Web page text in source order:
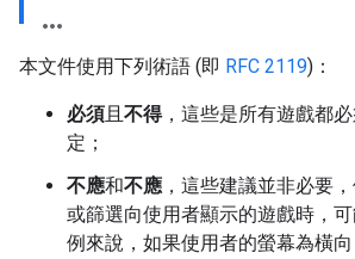
本文件使用下列術語 (即 RFC 2119)：
必須且 不得，這些是所有遊戲都
定；
不應和不應 ，這些建議並非必要
或篩選向使用者顯示的遊戲時，
例來說，如果使用者的螢幕為橫向